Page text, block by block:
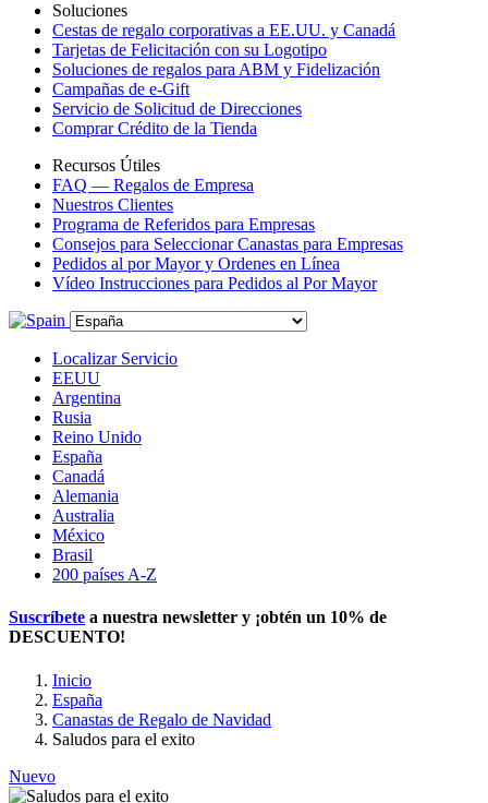
Soluciones
Cestas de regalo corporativas a EE.UU. y Canadá
Tarjetas de Felicitación con su Logotipo
Soluciones de regalos para ABM y Fidelización
Campañas de e-Gift
Servicio de Solicitud de Direcciones
Comprar Crédito de la Tienda
Recursos Útiles
FAQ — Regalos de Empresa
Nuestros Clientes
Programa de Referidos para Empresas
Consejos para Seleccionar Canastas para Empresas
Pedidos al por Mayor y Ordenes en Línea
Vídeo Instrucciones para Pedidos al Por Mayor
Localizar Servicio
EEUU
Argentina
Rusia
Reino Unido
España
Canadá
Alemania
Australia
México
Brasil
200 países A-Z
Suscríbete a nuestra newsletter y ¡obtén un 10% de
DESCUENTO!
Inicio
España
Canastas de Regalo de Navidad
Saludos para el exito
Nuevo